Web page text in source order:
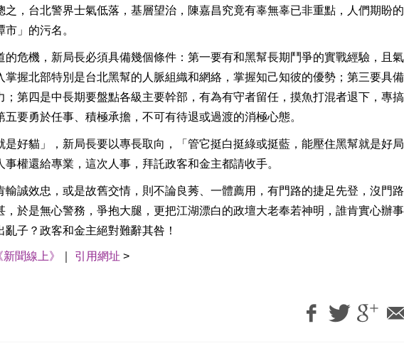
之，台北警界士氣低落，基層望治，陳嘉昌究竟有辜無辜已非重點，人們期盼
」的污名。
的危機，新局長必須具備幾個條件：第一要有和黑幫長期鬥爭的實戰經驗，且
掌握北部特別是台北黑幫的人脈組織和網絡，掌握知己知彼的優勢；第三要具
；第四是中長期要盤點各級主要幹部，有為有守者留任，摸魚打混者退下，專
要勇於任事、積極承擔，不可有待退或過渡的消極心態。
是好貓」，新局長要以專長取向，「管它挺白挺綠或挺藍，能壓住黑幫就是好局
權還給專業，這次人事，拜託政客和金主都請收手。
輸誠效忠，或是故舊交情，則不論良莠、一體薦用，有門路的捷足先登，沒門
，於是無心警務，爭抱大腿，更把江湖漂白的政壇大老奉若神明，誰肯實心辦
子？政客和金主絕對難辭其咎！
聞線上》 引用網址 >